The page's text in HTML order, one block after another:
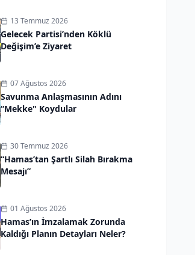
13 Temmuz 2026
Gelecek Partisi’nden Köklü
Değişim’e Ziyaret
07 Ağustos 2026
Savunma Anlaşmasının Adını
“Mekke" Koydular
30 Temmuz 2026
“Hamas’tan Şartlı Silah Bırakma
Mesajı”
01 Ağustos 2026
Hamas’ın İmzalamak Zorunda
Kaldığı Planın Detayları Neler?